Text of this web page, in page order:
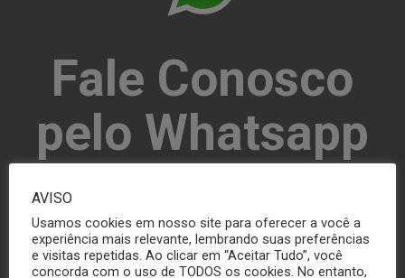
Fale Conosco
pelo Whatsapp
(16) 3306-6476
AVISO
Usamos cookies em nosso site para oferecer a você a
experiência mais relevante, lembrando suas preferências
e visitas repetidas. Ao clicar em “Aceitar Tudo”, você
concorda com o uso de TODOS os cookies. No entanto,